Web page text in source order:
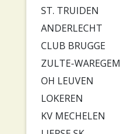
ST. TRUIDEN
ANDERLECHT
CLUB BRUGGE
ZULTE-WAREGEM
OH LEUVEN
LOKEREN
KV MECHELEN